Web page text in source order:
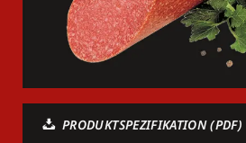
PRODUKTSPEZIFIKATION (PDF)